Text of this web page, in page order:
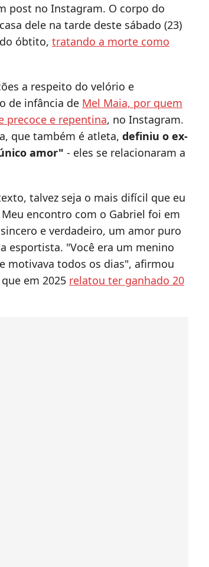
post no Instagram. O corpo do
dele na tarde deste sábado (23)
óbtito, tratando a morte como
a respeito do velório e
de infância de Mel Maia, por quem
precoce e repentina, no Instagram.
que também é atleta, definiu o ex-
amor" - eles se relacionaram a
talvez seja o mais difícil que eu
encontro com o Gabriel foi em
e verdadeiro, um amor puro
esportista. "Você era um menino
motivava todos os dias", afirmou
em 2025 relatou ter ganhado 20